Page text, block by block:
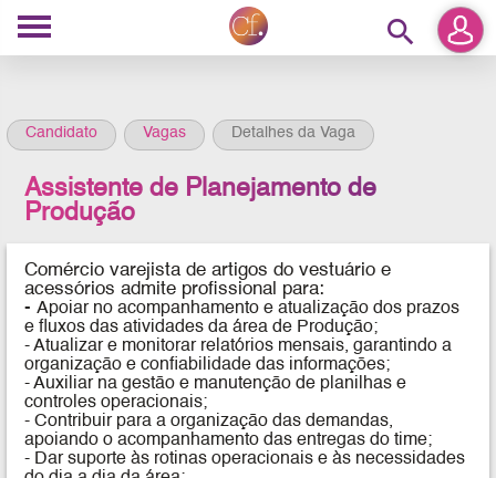
search
Candidato Vagas Detalhes da Vaga
Assistente de Planejamento de
Produção
Comércio varejista de artigos do vestuário e
acessórios admite profissional para:
-Apoiar no acompanhamento e atualização dos prazos
e fluxos das atividades da área de Produção;
- Atualizar e monitorar relatórios mensais, garantindo a
organização e confiabilidade das informações;
- Auxiliar na gestão e manutenção de planilhas e
controles operacionais;
- Contribuir para a organização das demandas,
apoiando o acompanhamento das entregas do time;
- Dar suporte às rotinas operacionais e às necessidades